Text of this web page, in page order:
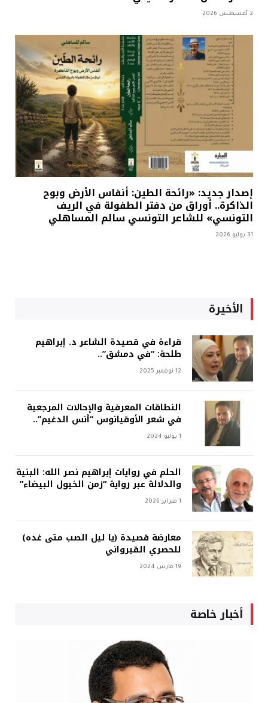
2 أغسطس 2026
إصدار جديد: «رائحة الطين: أنفاس الأرض وبوح
الذاكرة.. أوراق من دفتر الطفولة في الريف
التونسي» للشاعر التونسي سالم المساهلي
31 يوليو 2026
الأخيرة
قراءة في قصيدة الشاعر د. إبراهيم
طلحة: “في دمشق”..
12 نوفمبر 2025
النطاقات المعرفية والإحالات المرجعية
في شعر الأوقيانوس “أنس الدغيم”..
1 يوليو 2024
الحلم في روايات إبراهيم نصر الله: البنية
والدلالة عبر رواية “زمن الخيول البيضاء”
1 فبراير 2026
معارضة قصيدة (يا ليل الصب متى غده)
للحصري القيرواني
19 مارس 2024
أخبار خاصة